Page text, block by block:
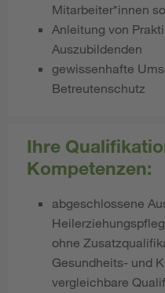
Mitarbeiter*innen
Anleitung von
Auszubildenden
gewissenhafte
Betreutenschutz
Ihre
Kompetenzen:
abgeschlossene
ohne
Gesundheits- und
vergleichbare